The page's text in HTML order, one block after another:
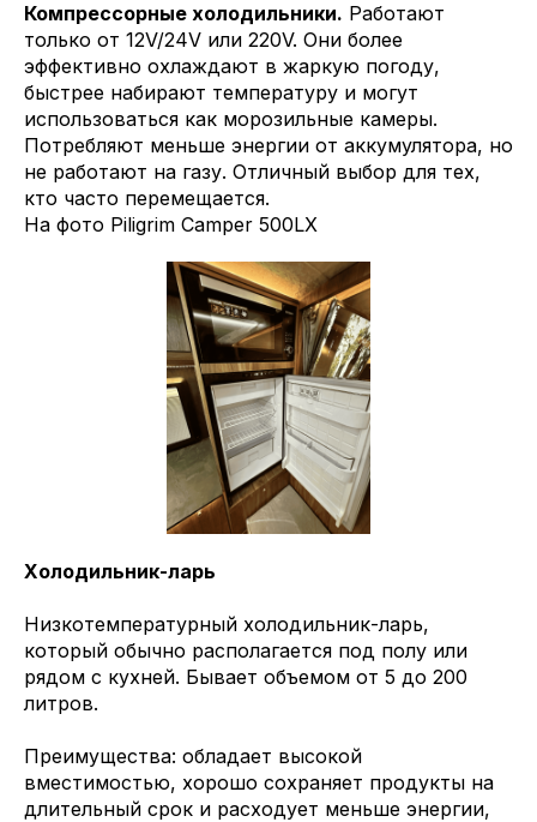
Компрессорные холодильники. Работают
только от 12V/24V или 220V. Они более
эффективно охлаждают в жаркую погоду,
быстрее набирают температуру и могут
использоваться как морозильные камеры.
Потребляют меньше энергии от аккумулятора, но
не работают на газу. Отличный выбор для тех,
кто часто перемещается.
На фото Piligrim Camper 500LX
Холодильник-ларь
Низкотемпературный холодильник-ларь,
который обычно располагается под полу или
рядом с кухней. Бывает объемом от 5 до 200
литров.
Преимущества: обладает высокой
вместимостью, хорошо сохраняет продукты на
длительный срок и расходует меньше энергии,